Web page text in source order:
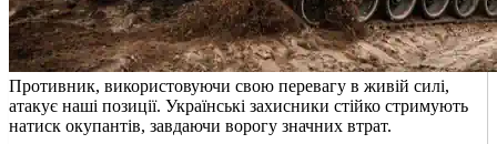
Противник, використовуючи свою перевагу в живій силі,
атакує наші позиції. Українські захисники стійко стримують
натиск окупантів, завдаючи ворогу значних втрат.